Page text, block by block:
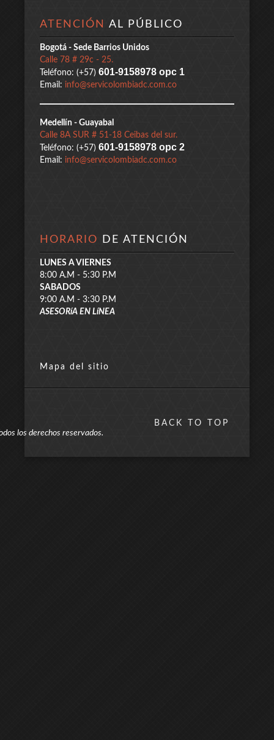
ATENCIÓN AL PÚBLICO
Bogotá - Sede Barrios Unidos
Calle 78 # 29c - 25.
Teléfono: (+57) 601-9158978 opc 1
Email: info@servicolombiadc.com.co
Medellín - Guayabal
Calle 8A SUR # 51-18 Ceibas del sur.
Teléfono: (+57) 601-9158978 opc 2
Email: info@servicolombiadc.com.co
HORARIO DE ATENCIÓN
LUNES A VIERNES
8:00 A.M - 5:30 P.M
SABADOS
9:00 A.M - 3:30 P.M
ASESORíA EN LíNEA
Mapa del sitio
los derechos reservados.
BACK TO TOP